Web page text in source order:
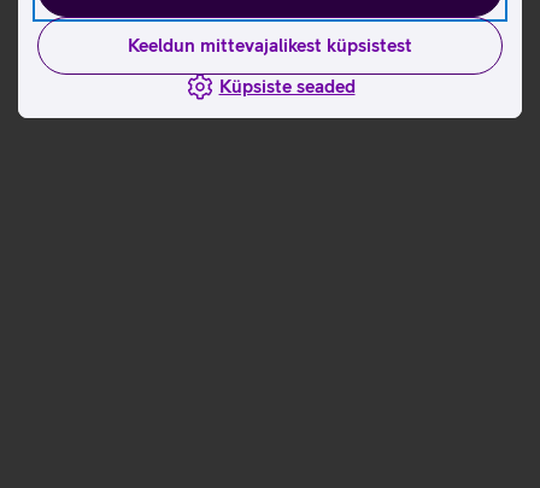
Keeldun mittevajalikest küpsistest
Küpsiste seaded